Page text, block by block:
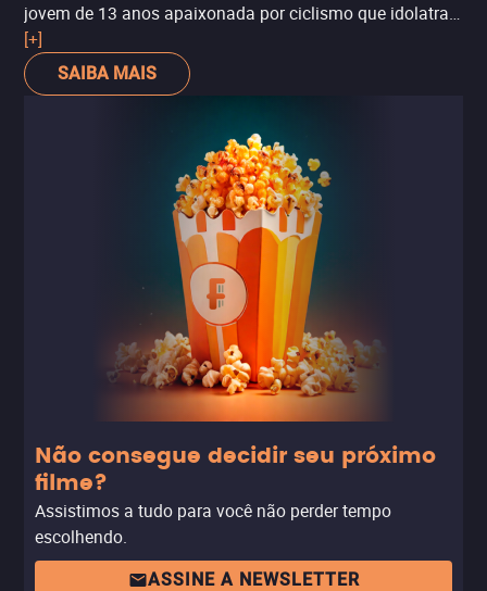
jovem de 13 anos apaixonada por ciclismo que idolatra o
pai, um ciclista profissional, e sonha em seguir seus
passos. Após um acidente inesperado, ela troca a
bicicleta de estrada por uma de montanha e enfrenta
[+]
SAIBA MAIS
Não consegue decidir seu próximo
filme?
Assistimos a tudo para você não perder tempo
escolhendo.
ASSINE A NEWSLETTER